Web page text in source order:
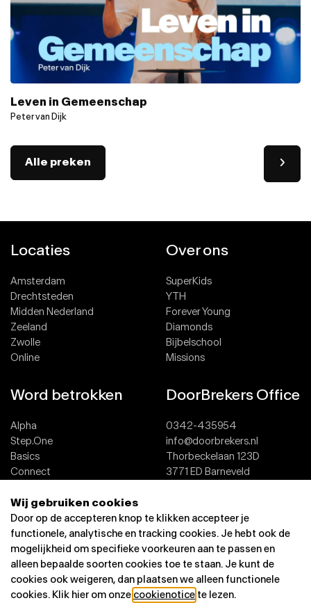
Leven in Gemeenschap
Peter van Dijk
Alle preken
Locaties
Amsterdam
Drechtsteden
Midden Nederland
Zeeland
Zwolle
Online
Over ons
SuperKids
YTH
Forever Young
Diamonds
Bijbelschool
Missions
Word betrokken
Alpha
Step.One
Basics
Connect
Dopen
DoorBrekers Office
0342-435954
info@doorbrekers.nl
Thorbeckelaan 123D
3771 ED Barneveld
Wij gebruiken cookies
Door op de accepteren knop te klikken accepteer je
functionele, analytische en tracking cookies. Je hebt ook de
mogelijkheid om specifieke voorkeuren aan te passen en
alleen bepaalde soorten cookies toe te staan. Je kunt de
cookies ook weigeren, dan plaatsen we alleen functionele
cookies. Klik hier om onze cookienotice te lezen.